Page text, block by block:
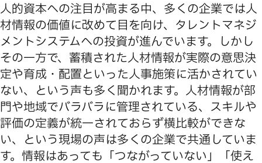
人的資本への注目が高まる中、多くの企業では人
材情報の価値に改めて目を向け、タレントマネジ
メントシステムへの投資が進んでいます。しかし
その一方で、蓄積された人材情報が実際の意思決
定や育成・配置といった人事施策に活かされてい
ない、という声も多く聞かれます。人材情報が部
門や地域でバラバラに管理されている、スキルや
評価の定義が統一されておらず横比較ができな
い、という現場の声は多くの企業で共通していま
す。情報はあっても「つながっていない」「使え